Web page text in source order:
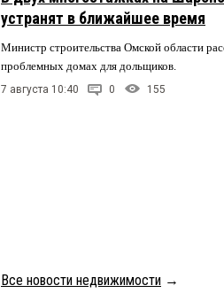
устранят в ближайшее время
Министр строительства Омской области
проблемных домах для дольщиков.
7 августа 10:40 0 155
Все новости недвижимости →